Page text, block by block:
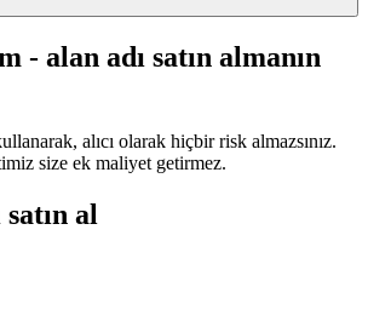
- alan adı satın almanın
alıcı olarak hiçbir risk almazsınız.
size ek maliyet getirmez.
al